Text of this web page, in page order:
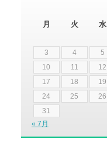
月 火 水
3
4 5
10
11 12
17
18 19
24
25 26
31
« 7月